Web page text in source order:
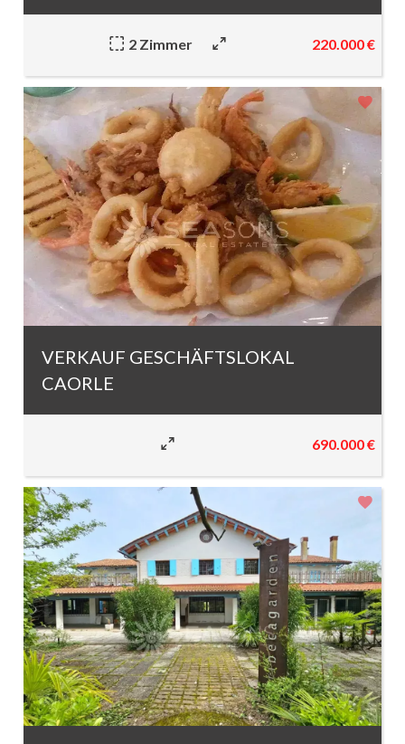
2 Zimmer 220.000 €
VERKAUF GESCHÄFTSLOKAL
CAORLE
690.000 €